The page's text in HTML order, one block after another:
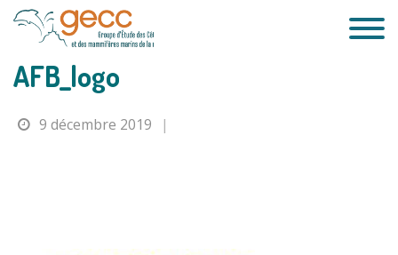
Passer
AFB_logo
9 décembre 2019 |